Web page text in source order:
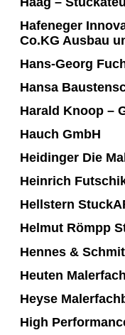
Hafeneger
Co.KG Ausbau
Hans-Georg
Hansa
Harald Knoop –
Hauch GmbH
Heidinger Die
Heinrich
Hellstern
Helmut Römpp
Hennes &
Heuten
Heyse
High